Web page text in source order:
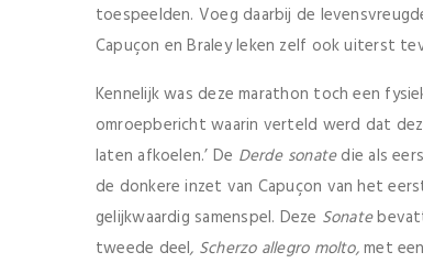
toespeelden. Voeg daarbij de
Capuçon en Braley leken zelf ook uiterst
Kennelijk was deze marathon toch een
omroepbericht waarin verteld werd dat
laten afkoelen.’ De Derde sonatedie als
de donkere inzet van Capuçon van het
gelijkwaardig samenspel. Deze Sonate
tweede deel, Scherzo allegro molto,met